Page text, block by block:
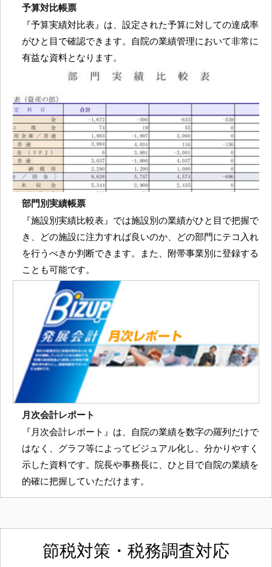
予算対比帳票
『予算実績対比表』は、設定された予算に対しての達成率
がひと目で確認できます。自院の業績管理において非常に
有益な資料となります。
部門別実績帳票
『施設別実績比較表』では施設別の業績がひと目で把握で
き、どの施設に注力すれば良いのか、どの部門にテコ入れ
を行うべきか判断できます。また、附帯事業別に登録する
ことも可能です。
月次会計レポート
『月次会計レポート』は、自院の業績を数字の羅列だけで
はなく、グラフ等によってビジュアル化し、分かりやすく
示した資料です。院長や事務長に、ひと目で自院の業績を
的確に把握していただけます。
節税対策・税務調査対応